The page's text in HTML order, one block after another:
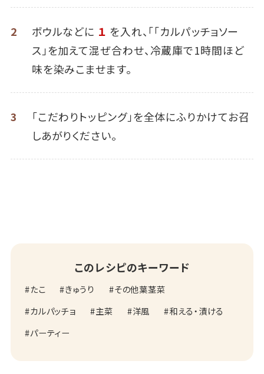
2 ボウルなどに １ を入れ、「「カルパッチョソー
ス」を加えて混ぜ合わせ、冷蔵庫で1時間ほど
味を染みこませます。
3
「こだわりトッピング」を全体にふりかけてお召
しあがりください。
このレシピのキーワード
たこ きゅうり
その他葉茎菜
カルパッチョ
主菜 洋風
和える・漬ける
パーティー